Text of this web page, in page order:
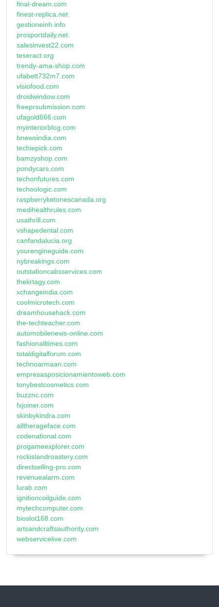
final-dream.com
finest-replica.net
gestioneinh.info
prosportdaily.net
salesinvest22.com
teseract.org
trendy-ama-shop.com
ufabett732m7.com
visiofood.com
droidwindow.com
freeprsubmission.com
ufagold666.com
myinteriorblog.com
bnewsindia.com
techiepick.com
bamzyshop.com
pondycars.com
techonfutures.com
techoologic.com
raspberryketonescanada.org
medihealthrules.com
usathrill.com
vshapedental.com
canfandalucia.org
yourengineguide.com
nybreakings.com
outstationcabsservices.com
thekrtagy.com
xchangeindia.com
coolmicrotech.com
dreamhousehack.com
the-techteacher.com
automobilenews-online.com
fashionalltimes.com
totaldigitalforum.com
technoarmaan.com
empresasposicionamientoweb.com
tonybestcosmetics.com
buzznc.com
fxjoiner.com
skinbykindra.com
alltherageface.com
codenational.com
progameexplorer.com
rockislandroastery.com
directselling-pro.com
revenuealarm.com
lurab.com
ignitioncoilguide.com
mytechcomputer.com
bioslot168.com
artsandcraftsauthority.com
webservicelive.com